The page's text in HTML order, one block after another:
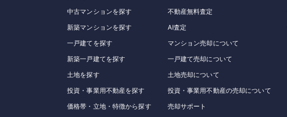
中古マンションを探す
新築マンションを探す
一戸建てを探す
新築一戸建てを探す
土地を探す
投資・事業用不動産を探す
価格帯・立地・特徴から探す
不動産無料査定
AI査定
マンション売却について
一戸建て売却について
土地売却について
投資・事業用不動産の売却について
売却サポート